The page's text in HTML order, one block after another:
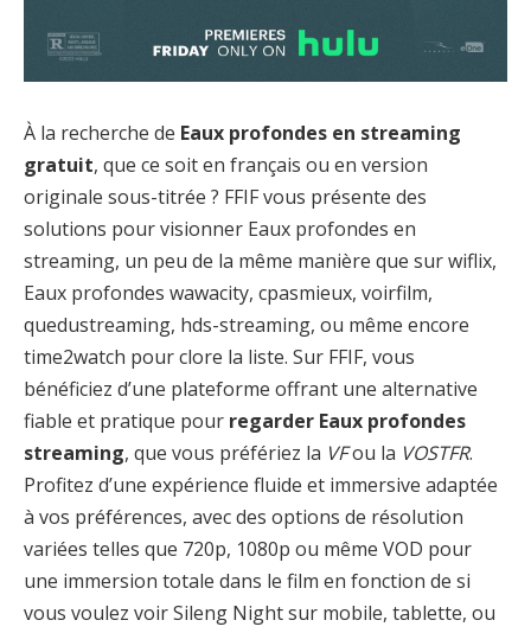
À la recherche de Eaux profondes en streaming
gratuit, que ce soit en français ou en version
originale sous-titrée ? FFIF vous présente des
solutions pour visionner Eaux profondes en
streaming, un peu de la même manière que sur wiflix,
Eaux profondes wawacity, cpasmieux, voirfilm,
quedustreaming, hds-streaming, ou même encore
time2watch pour clore la liste. Sur FFIF, vous
bénéficiez d’une plateforme offrant une alternative
fiable et pratique pour regarder Eaux profondes
streaming, que vous préfériez la VFou la VOSTFR.
Profitez d’une expérience fluide et immersive adaptée
à vos préférences, avec des options de résolution
variées telles que 720p, 1080p ou même VOD pour
une immersion totale dans le film en fonction de si
vous voulez voir Sileng Night sur mobile, tablette, ou